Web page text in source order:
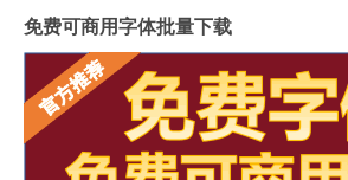
免费可商用字体批量下载